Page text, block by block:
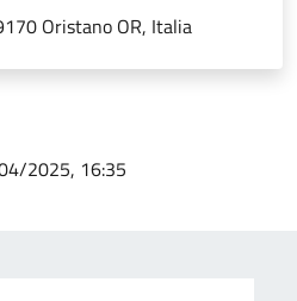
Oristano OR, Italia
2025, 16:35